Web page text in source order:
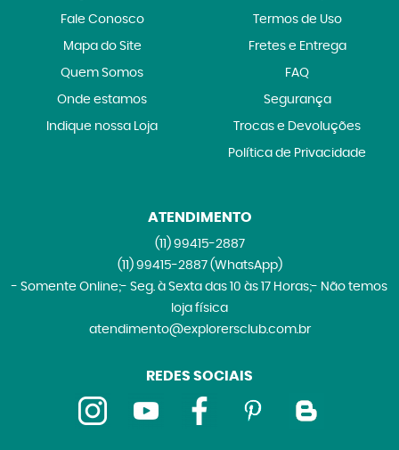
Fale Conosco
Mapa do Site
Quem Somos
Onde estamos
Indique nossa Loja
Termos de Uso
Fretes e Entrega
FAQ
Segurança
Trocas e Devoluções
Política de Privacidade
ATENDIMENTO
(11)99415-2887
(11)99415-2887 (WhatsApp)
- Somente Online;- Seg. à Sexta das 10 às 17 Horas;- Não temos
loja física
atendimento@explorersclub.com.br
REDES SOCIAIS